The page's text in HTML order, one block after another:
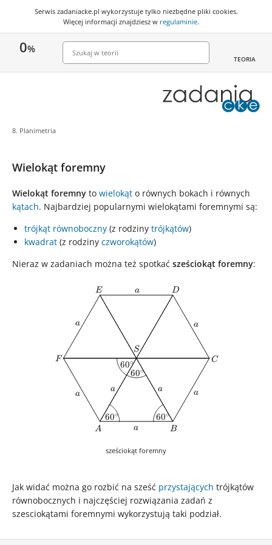
Serwis zadaniacke.pl wykorzystuje tylko niezbędne pliki cookies.
Więcej informacji znajdziesz w regulaminie.
0%
TEORIA
8. Planimetria
Wielokąt foremny
Wielokąt foremny to wielokąt o równych bokach i równych
kątach. Najbardziej popularnymi wielokątami foremnymi są:
trójkąt równoboczny (z rodziny trójkątów)
kwadrat (z rodziny czworokątów)
Nieraz w zadaniach można też spotkać sześciokąt foremny:
A
A B
B
C
C
D
D
E
E
F
F
S
S
a
a
a
a
a
a
a
a
a
a
a
a a
a a
a
60^{\circ}
60∘
60^{\circ}
60∘
60^{\circ}
60∘ 60^{\circ}
60∘
sześciokąt foremny
Jak widać można go rozbić na sześć przystających trójkątów
równobocznych i najczęściej rozwiązania zadań z
szesciokątami foremnymi wykorzystują taki podział.